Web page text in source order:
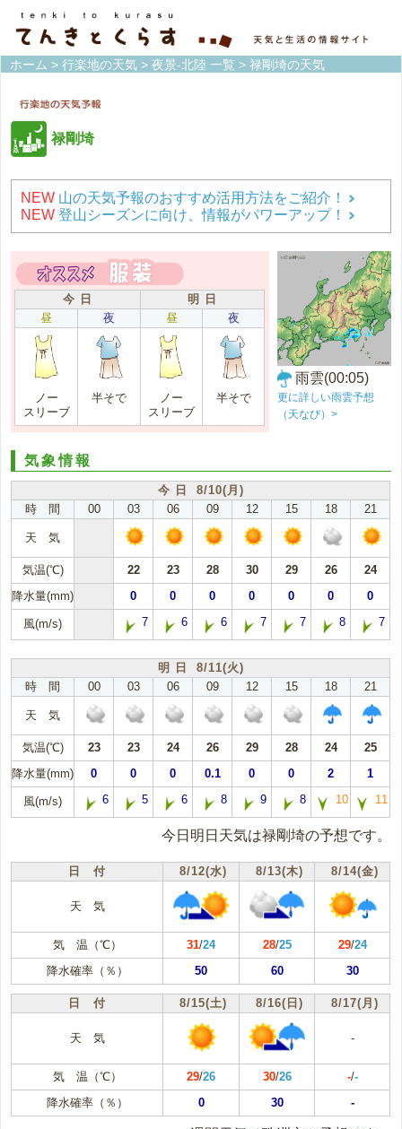
ホーム > 行楽地の天気 > 夜景-北陸 一覧 > 禄剛埼の天気
禄剛埼
NEW 山の天気予報のおすすめ活用方法をご紹介！
NEW 登山シーズンに向け、情報がパワーアップ！
今 日
明 日
昼
夜 昼 夜
ノー
スリーブ
半そで
ノー
スリーブ
半そで
雨雲(00:05)
更に詳しい雨雲予想
（天なび）>
気象情報
今 日 8/10(月)
時 間
00 03 06 09 12 15 18 21
天 気
気温(℃) 22 23 28 30 29 26
24
降水量(mm)
0 0 0 0 0 0 0
風(m/s) 7 6 6 7 7 8 7
明 日 8/11(火)
時 間
00 03 06 09 12 15 18 21
天 気
気温(℃) 23 23 24 26 29 28 24
25
降水量(mm)
0 0 0 0.1 0 0 2 1
風(m/s) 6 5 6 8 9 8 10 11
今日明日天気は禄剛埼の予想です。
日 付 8/12(水) 8/13(木) 8/14(金)
天 気
気 温（℃） 31/24 28/25 29/24
降水確率（％）
50 60 30
日 付 8/15(土) 8/16(日) 8/17(月)
天 気 -
気 温（℃） 29/26 30/26 -/-
降水確率（％）
0 30 -